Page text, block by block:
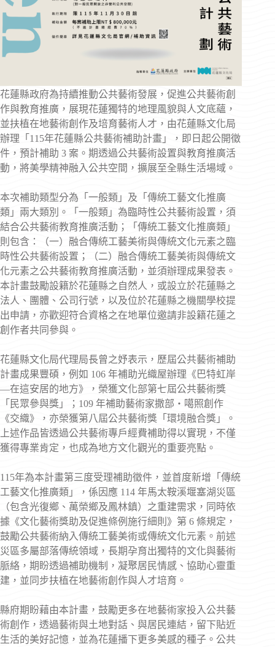
花蓮縣政府為持續推動公共藝術發展，促進公共藝術創
作與教育推廣，展現花蓮獨特的地理風貌與人文底蘊，
並扶植在地藝術創作及培育藝術人才，由花蓮縣文化局
辦理「115年花蓮縣公共藝術補助計畫」，即日起公開徵
件，預計補助 3 案。期透過公共藝術設置與教育推廣活
動，將美學精神融入公共空間，擴展至全縣生活場域。
本次補助類型分為「一般類」及「傳統工藝文化推廣
類」兩大類別。「一般類」為臨時性公共藝術設置，須
結合公共藝術教育推廣活動；「傳統工藝文化推廣類」
則包含：（一）融合傳統工藝美術與傳統文化元素之臨
時性公共藝術設置；（二）融合傳統工藝美術與傳統文
化元素之公共藝術教育推廣活動，並須辦理成果發表。
本計畫鼓勵設籍於花蓮縣之自然人，或設立於花蓮縣之
法人、團體、公司行號，以及位於花蓮縣之機關學校提
出申請，亦歡迎符合資格之在地單位邀請非設籍花蓮之
創作者共同參與。
花蓮縣文化局代理局長曾之妤表示，歷屆公共藝術補助
計畫成果豐碩，例如 106 年補助光織屋辦理《巴特虹岸
—在這安居的地方》，榮獲文化部第七屆公共藝術獎
「民眾參與獎」；109 年補助藝術家撒部‧噶照創作
《交織》，亦榮獲第八屆公共藝術獎「環境融合獎」。
上述作品皆透過公共藝術專戶經費補助得以實現，不僅
獲得專業肯定，也成為地方文化觀光的重要亮點。
115年為本計畫第三度受理補助徵件，並首度新增「傳統
工藝文化推廣類」，係因應 114 年馬太鞍溪堰塞湖災區
（包含光復鄉、萬榮鄉及鳳林鎮）之重建需求，同時依
據《文化藝術獎助及促進條例施行細則》第 6 條規定，
鼓勵公共藝術納入傳統工藝美術或傳統文化元素。前述
災區多屬部落傳統領域，長期孕育出獨特的文化與藝術
脈絡，期盼透過補助機制，凝聚居民情感、協助心靈重
建，並同步扶植在地藝術創作與人才培育。
縣府期盼藉由本計畫，鼓勵更多在地藝術家投入公共藝
術創作，透過藝術與土地對話、與居民連結，留下貼近
生活的美好記憶，並為花蓮播下更多美感的種子。公共